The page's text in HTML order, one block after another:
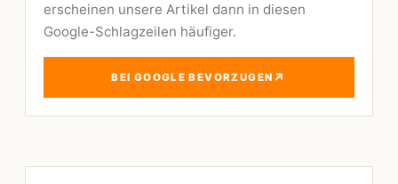
erscheinen unsere Artikel dann in diesen
Google-Schlagzeilen häufiger.
BEI GOOGLE BEVORZUGEN ↗